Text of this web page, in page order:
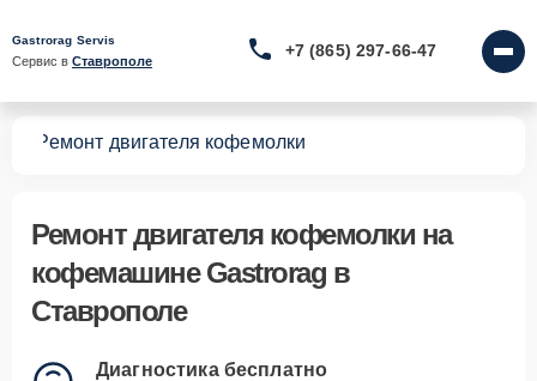
Gastrorag Servis
Сервис в Ставрополе
+7 (865) 297-66-47
Ремонт двигателя кофемолки
Ремонт двигателя кофемолки на
кофемашине Gastrorag в
Ставрополе
Диагностика бесплатно